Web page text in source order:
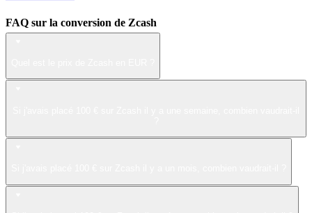
FAQ sur la conversion de Zcash